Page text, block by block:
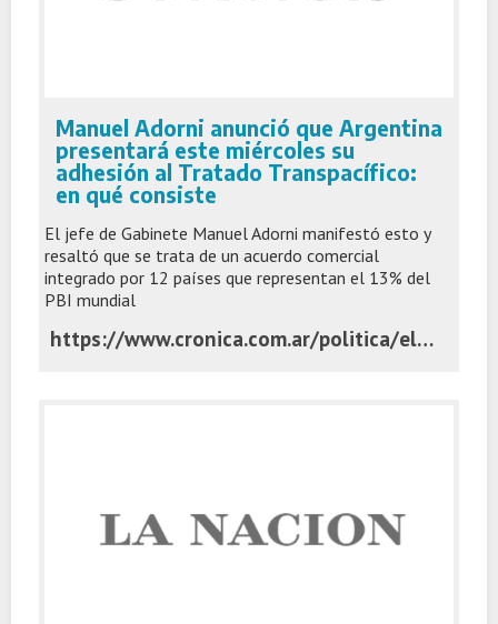
Manuel Adorni anunció que Argentina
presentará este miércoles su
adhesión al Tratado Transpacífico:
en qué consiste
El jefe de Gabinete Manuel Adorni manifestó esto y
resaltó que se trata de un acuerdo comercial
integrado por 12 países que representan el 13% del
PBI mundial
https://www.cronica.com.ar/politica/el-gobierno-anuncio-que-presentara-este-miercoles-su-adhesion-al-tratado-transpacifico/